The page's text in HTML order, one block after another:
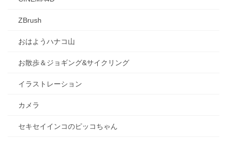
ZBrush
おはようハナコ山
お散歩＆ジョギング&サイクリング
イラストレーション
カメラ
セキセイインコのピッコちゃん